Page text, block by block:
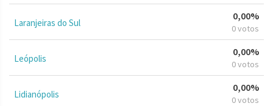
Laranjeiras do Sul
0,00%
0 votos
Leópolis
0,00%
0 votos
Lidianópolis
0,00%
0 votos